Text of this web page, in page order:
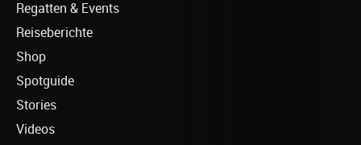
Regatten & Events
Reiseberichte
Shop
Spotguide
Stories
Videos